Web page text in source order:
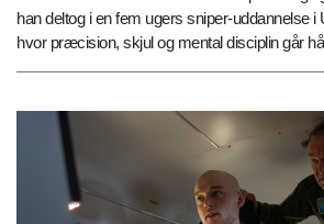
han deltog i en fem ugers sniper-uddannelse i
hvor præcision, skjul og mental disciplin går